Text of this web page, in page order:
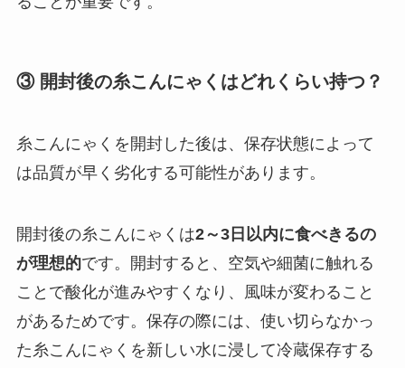
③ 開封後の糸こんにゃくはどれくらい持つ？
糸こんにゃくを開封した後は、保存状態によって
は品質が早く劣化する可能性があります。
開封後の糸こんにゃくは2～3日以内に食べきるの
が理想的です。開封すると、空気や細菌に触れる
ことで酸化が進みやすくなり、風味が変わること
があるためです。保存の際には、使い切らなかっ
た糸こんにゃくを新しい水に浸して冷蔵保存する